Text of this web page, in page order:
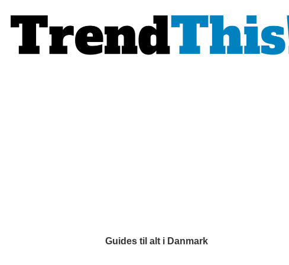
Guides til alt i Danmark